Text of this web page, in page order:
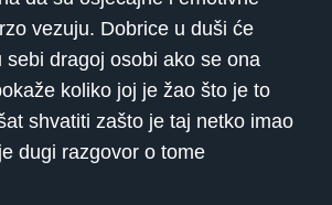
vezuju. Dobrice u duši će
sebi dragoj osobi ako se ona
koliko joj je žao što je to
shvatiti zašto je taj netko imao
dugi razgovor o tome